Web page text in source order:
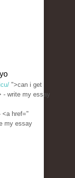
">can i get
- write my essay
<a href="
my essay